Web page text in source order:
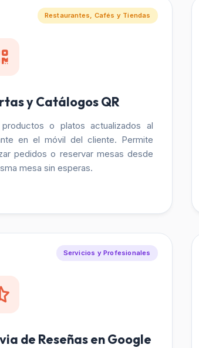
Restaurantes, Cafés y Tiendas
y Catálogos QR
o platos actualizados al
en el móvil del cliente. Permite
pedidos o reservar mesas desde
mesa sin esperas.
Servicios y Profesionales
de Reseñas en Google